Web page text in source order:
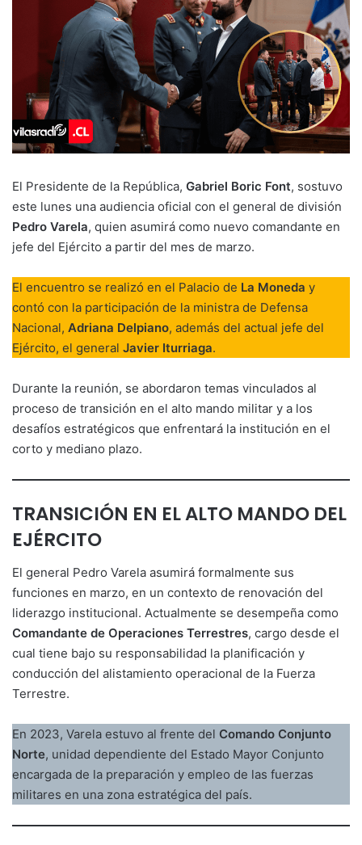
El Presidente de la República, Gabriel Boric Font, sostuvo
este lunes una audiencia oficial con el general de división
Pedro Varela, quien asumirá como nuevo comandante en
jefe del Ejército a partir del mes de marzo.
El encuentro se realizó en el Palacio de La Moneda y
contó con la participación de la ministra de Defensa
Nacional, Adriana Delpiano, además del actual jefe del
Ejército, el general Javier Iturriaga.
Durante la reunión, se abordaron temas vinculados al
proceso de transición en el alto mando militar y a los
desafíos estratégicos que enfrentará la institución en el
corto y mediano plazo.
TRANSICIÓN EN EL ALTO MANDO DEL
EJÉRCITO
El general Pedro Varela asumirá formalmente sus
funciones en marzo, en un contexto de renovación del
liderazgo institucional. Actualmente se desempeña como
Comandante de Operaciones Terrestres, cargo desde el
cual tiene bajo su responsabilidad la planificación y
conducción del alistamiento operacional de la Fuerza
Terrestre.
En 2023, Varela estuvo al frente del Comando Conjunto
Norte, unidad dependiente del Estado Mayor Conjunto
encargada de la preparación y empleo de las fuerzas
militares en una zona estratégica del país.